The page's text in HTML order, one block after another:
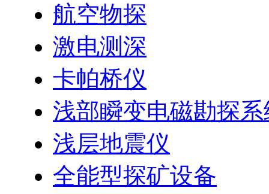
航空物探
激电测深
卡帕桥仪
浅部瞬变电磁勘探系
浅层地震仪
全能型探矿设备